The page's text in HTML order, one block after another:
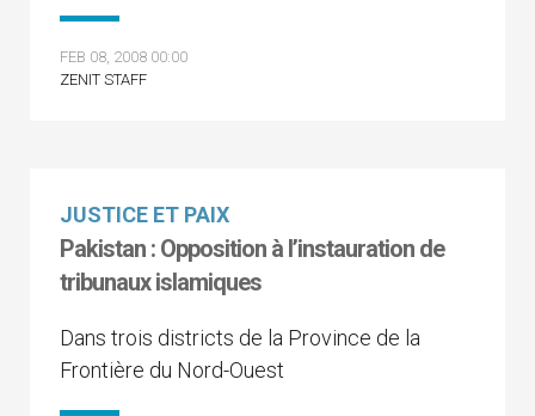
FEB 08, 2008 00:00
ZENIT STAFF
JUSTICE ET PAIX
Pakistan : Opposition à l’instauration de
tribunaux islamiques
Dans trois districts de la Province de la
Frontière du Nord-Ouest